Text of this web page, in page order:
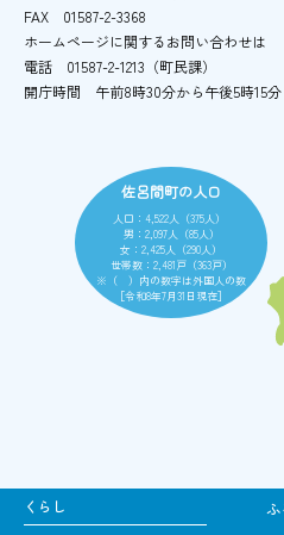
FAX
01587-2-3368
ホームページに関するお問い合わせは
電話
01587-2-1213（町民課）
開庁時間
午前8時30分から午後5時15分
佐呂間町の人口
人口：4,522人（375人）
男：2,097人（85人）
女：2,425人（290人）
世帯数：2,481戸（363戸）
※（ ）内の数字は外国人の数
［令和8年7月31日現在］
くらし
ふ